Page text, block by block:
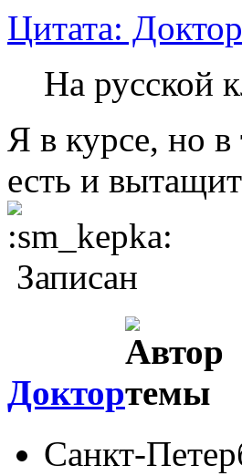
Цитата:
На русской
Я в курсе, но в
есть и
Записан
Доктор
Санкт-